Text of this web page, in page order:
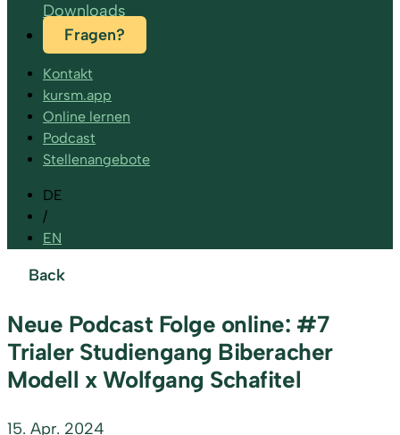
Downloads
Fragen?
Kontakt
kursm.app
Online lernen
Podcast
Stellenangebote
DE
/
EN
Back
Neue Podcast Folge online: #7
Trialer Studiengang Biberacher
Modell x Wolfgang Schafitel
15. Apr. 2024